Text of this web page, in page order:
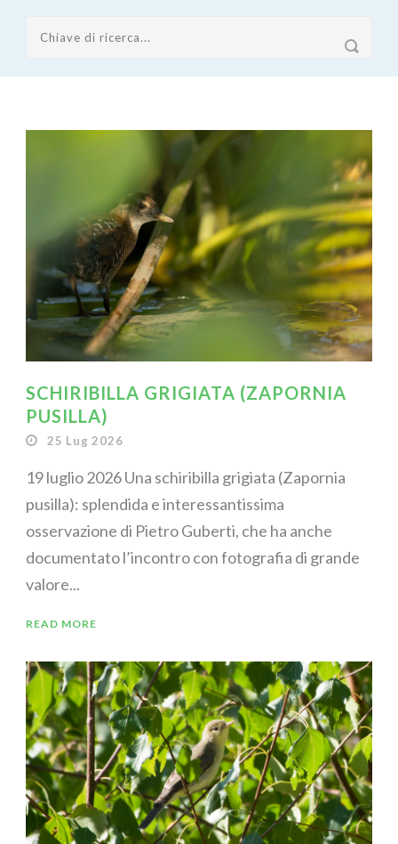
SCHIRIBILLA GRIGIATA (ZAPORNIA
PUSILLA)
25 Lug 2026
19 luglio 2026 Una schiribilla grigiata (Zapornia
pusilla): splendida e interessantissima
osservazione di Pietro Guberti, che ha anche
documentato l’incontro con fotografia di grande
valore...
READ MORE